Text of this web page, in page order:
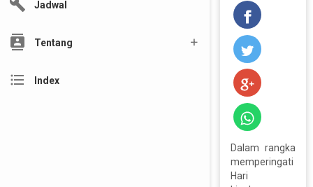
build Jadwal
contacts Tentang
format_list_bulleted Index
Dalam rangka
memperingati
Hari